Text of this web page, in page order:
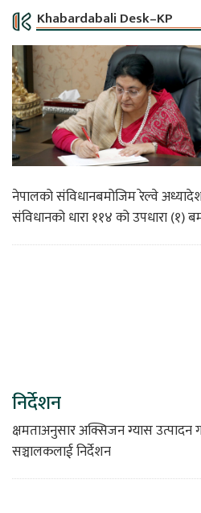
Khabardabali Desk–KP
नेपालको संविधानबमोजिम रेल्वे
संविधानको धारा ११४ को उपधारा (१)
निर्देशन
क्षमताअनुसार अक्सिजन ग्यास उत्पादन
सञ्चालकलाई निर्देशन